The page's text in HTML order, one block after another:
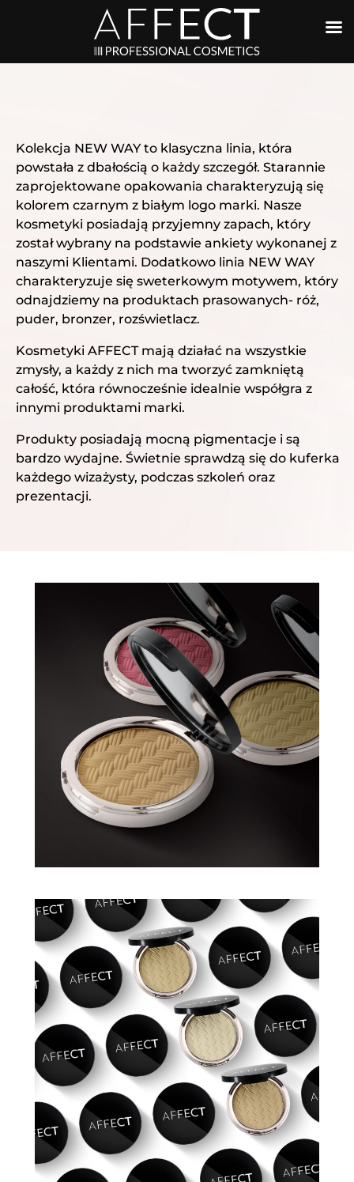
Kolekcja NEW WAY to klasyczna linia, która
powstała z dbałością o każdy szczegół. Starannie
zaprojektowane opakowania charakteryzują się
kolorem czarnym z białym logo marki. Nasze
kosmetyki posiadają przyjemny zapach, który
został wybrany na podstawie ankiety wykonanej z
naszymi Klientami. Dodatkowo linia NEW WAY
charakteryzuje się sweterkowym motywem, który
odnajdziemy na produktach prasowanych- róż,
puder, bronzer, rozświetlacz.
Kosmetyki AFFECT mają działać na wszystkie
zmysły, a każdy z nich ma tworzyć zamkniętą
całość, która równocześnie idealnie współgra z
innymi produktami marki.
Produkty posiadają mocną pigmentacje i są
bardzo wydajne. Świetnie sprawdzą się do kuferka
każdego wizażysty, podczas szkoleń oraz
prezentacji.